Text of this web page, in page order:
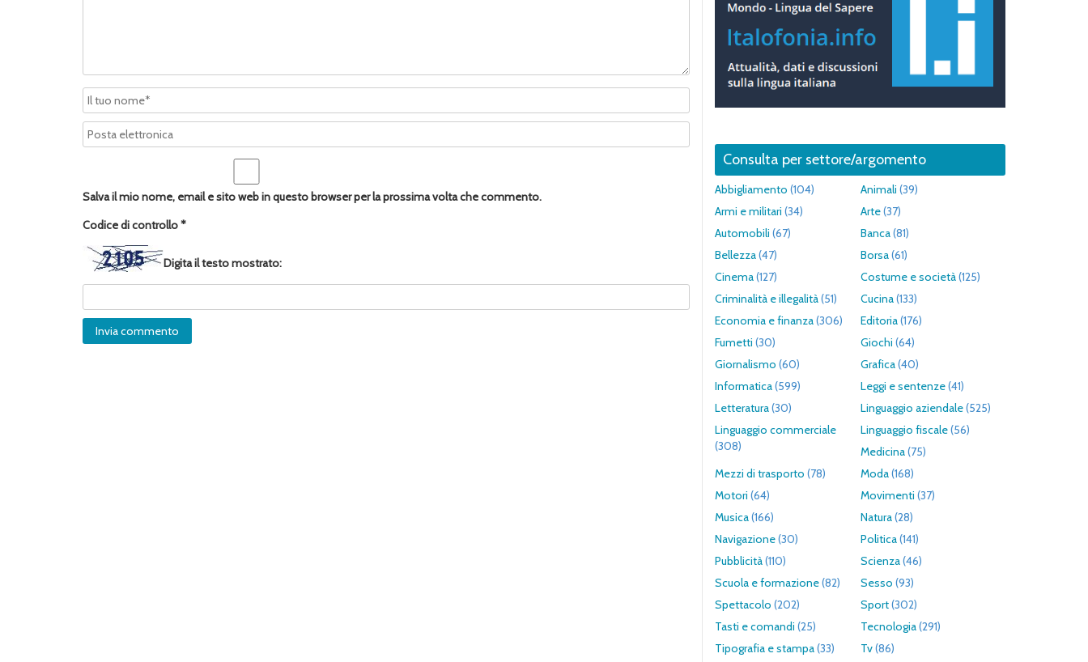
Salva il mio nome, email e sito web in questo browser per la prossima volta che commento.
Codice di controllo*
Digita il testo mostrato:
Consulta per settore/argomento
Abbigliamento (104) Animali (39)
Armi e militari (34) Arte(37)
Automobili (67) Banca(81)
Bellezza(47) Borsa(61)
Cinema(127) Costume e società(125)
Criminalità e illegalità(51) Cucina(133)
Economia e finanza(306) Editoria(176)
Fumetti (30) Giochi (64)
Giornalismo (60) Grafica(40)
Informatica(599) Leggi e sentenze(41)
Letteratura(30) Linguaggio aziendale(525)
Linguaggio commerciale
(308)
Linguaggio fiscale(56)
Medicina(75)
Mezzi di trasporto (78) Moda(168)
Motori (64) Movimenti (37)
Musica(166) Natura(28)
Navigazione(30) Politica(141)
Pubblicità(110) Scienza(46)
Scuola e formazione(82) Sesso (93)
Spettacolo (202) Sport(302)
Tasti e comandi (25) Tecnologia(291)
Tipografia e stampa(33) Tv(86)